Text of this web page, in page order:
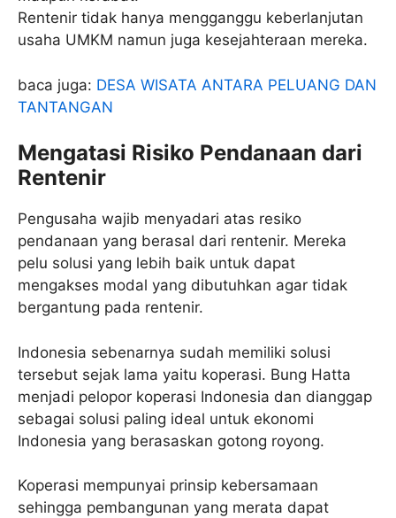
Rentenir tidak hanya mengganggu keberlanjutan
usaha UMKM namun juga kesejahteraan mereka.
baca juga: DESA WISATA ANTARA PELUANG DAN
TANTANGAN
Mengatasi Risiko Pendanaan dari
Rentenir
Pengusaha wajib menyadari atas resiko
pendanaan yang berasal dari rentenir. Mereka
pelu solusi yang lebih baik untuk dapat
mengakses modal yang dibutuhkan agar tidak
bergantung pada rentenir.
Indonesia sebenarnya sudah memiliki solusi
tersebut sejak lama yaitu koperasi. Bung Hatta
menjadi pelopor koperasi Indonesia dan dianggap
sebagai solusi paling ideal untuk ekonomi
Indonesia yang berasaskan gotong royong.
Koperasi mempunyai prinsip kebersamaan
sehingga pembangunan yang merata dapat